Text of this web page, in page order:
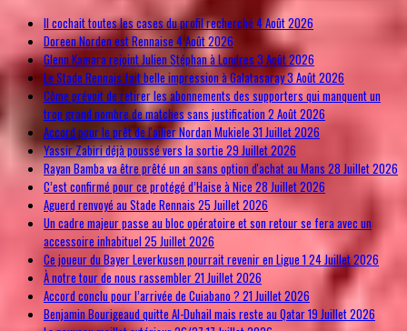
Il cochait toutes les cases du profil recherché 4 Août 2026
Doreen Norden est Rennaise 4 Août 2026
Glenn Kamara rejoint Julien Stéphan à Londres 3 Août 2026
Le Stade Rennais fait belle impression à Galatasaray3 Août 2026
Côme prévoit de retirer les abonnements des supporters qui manquent un
trop grand nombre de matches sans justification 2 Août 2026
Accord pour le prêt de l'ailier Nordan Mukiele 31 Juillet 2026
Yassir Zabiri déjà poussé vers la sortie 29 Juillet 2026
Rayan Bamba va être prêté un an sans option d'achat au Mans 28 Juillet 2026
C’est confirmé pour ce protégé d’Haise à Nice28 Juillet 2026
Aguerd renvoyé au Stade Rennais 25 Juillet 2026
Un cadre majeur passe au bloc opératoire et son retour se fera avec un
accessoire inhabituel25 Juillet 2026
Ce joueur du Bayer Leverkusen pourrait revenir en Ligue 124 Juillet 2026
À notre tour de nous rassembler21 Juillet 2026
Accord conclu pour l’arrivée de Cuiabano ? 21 Juillet 2026
Benjamin Bourigeaud quitte Al-Duhail mais reste au Qatar19 Juillet 2026